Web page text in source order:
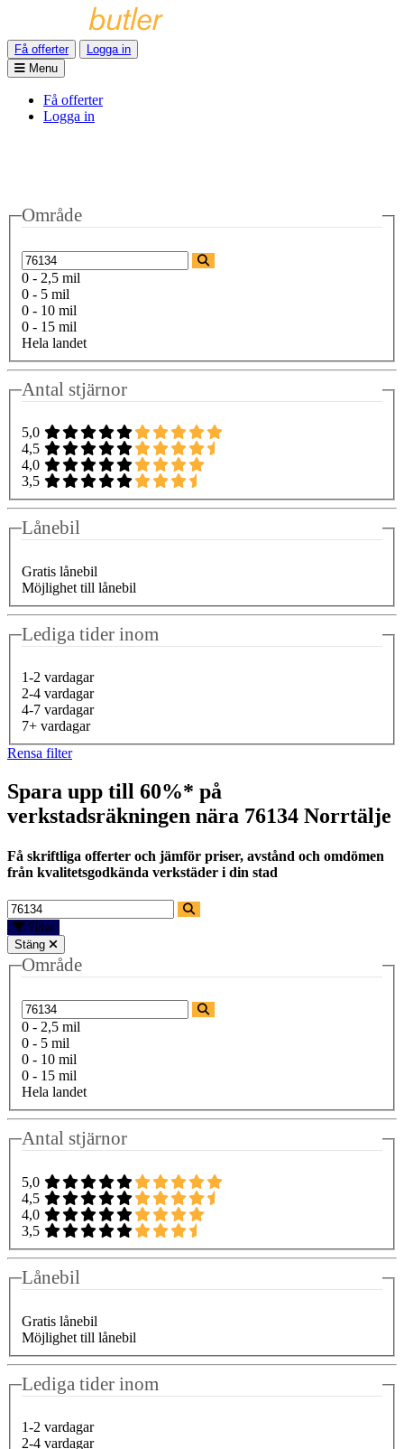
Få offerter
Logga in
Menu
Få offerter
Logga in
Område
0 - 2,5 mil
0 - 5 mil
0 - 10 mil
0 - 15 mil
Hela landet
Antal stjärnor
5,0
4,5
4,0
3,5
Lånebil
Gratis lånebil
Möjlighet till lånebil
Lediga tider inom
1-2 vardagar
2-4 vardagar
4-7 vardagar
7+ vardagar
Rensa filter
Spara upp till 60%* på
verkstadsräkningen nära 76134 Norrtälje
Få skriftliga offerter och jämför priser, avstånd och omdömen
från kvalitetsgodkända verkstäder i din stad
Filter
Stäng
Område
0 - 2,5 mil
0 - 5 mil
0 - 10 mil
0 - 15 mil
Hela landet
Antal stjärnor
5,0
4,5
4,0
3,5
Lånebil
Gratis lånebil
Möjlighet till lånebil
Lediga tider inom
1-2 vardagar
2-4 vardagar